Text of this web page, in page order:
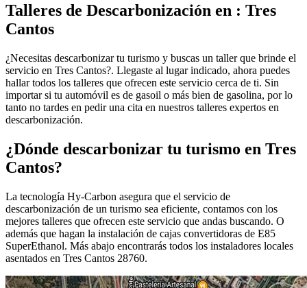
Talleres de Descarbonización en : Tres
Cantos
¿Necesitas descarbonizar tu turismo y buscas un taller que brinde el
servicio en Tres Cantos?. Llegaste al lugar indicado, ahora puedes
hallar todos los talleres que ofrecen este servicio cerca de ti. Sin
importar si tu automóvil es de gasoil o más bien de gasolina, por lo
tanto no tardes en pedir una cita en nuestros talleres expertos en
descarbonización.
¿Dónde descarbonizar tu turismo en Tres
Cantos?
La tecnología Hy-Carbon asegura que el servicio de
descarbonización de un turismo sea eficiente, contamos con los
mejores talleres que ofrecen este servicio que andas buscando. O
además que hagan la instalación de cajas convertidoras de E85
SuperEthanol. Más abajo encontrarás todos los instaladores locales
asentados en Tres Cantos 28760.